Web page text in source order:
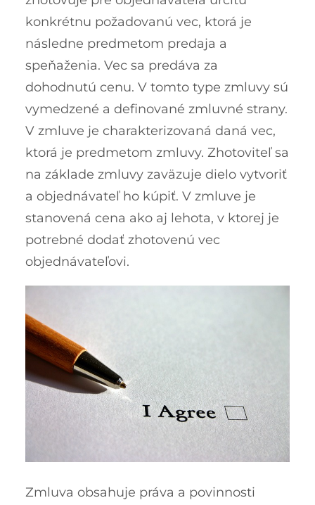
konkrétnu požadovanú vec, ktorá je
následne predmetom predaja a
speňaženia. Vec sa predáva za
dohodnutú cenu. V tomto type zmluvy sú
vymedzené a definované zmluvné strany.
V zmluve je charakterizovaná daná vec,
ktorá je predmetom zmluvy. Zhotoviteľ sa
na základe zmluvy zaväzuje dielo vytvoriť
a objednávateľ ho kúpiť. V zmluve je
stanovená cena ako aj lehota, v ktorej je
potrebné dodať zhotovenú vec
objednávateľovi.
Zmluva obsahuje práva a povinnosti